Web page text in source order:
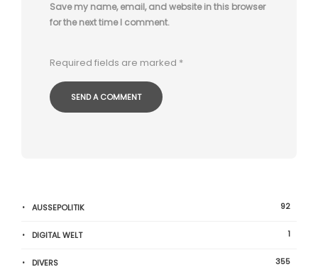
Save my name, email, and website in this browser
for the next time I comment.
Required fields are marked *
AUSSEPOLITIK 92
DIGITAL WELT 1
DIVERS 355